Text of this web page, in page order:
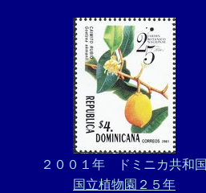
２００１年 ドミニカ共和国
国立植物園２５年